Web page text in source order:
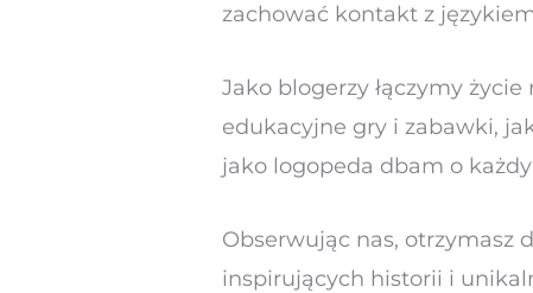
zachować kontakt z
Jako blogerzy łączymy
edukacyjne gry i zabawki,
jako logopeda dbam o
Obserwując nas, otrzymasz
inspirujących historii i